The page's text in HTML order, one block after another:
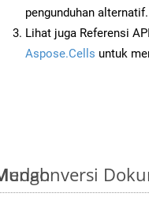
pengunduhan alternatif.
Lihat juga Referensi
Aspose.Cells untuk